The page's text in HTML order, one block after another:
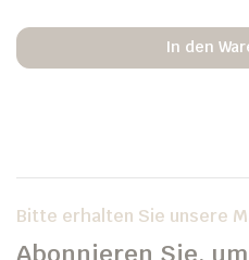
In den
Bitte erhalten Sie unsere
Abonnieren Sie,